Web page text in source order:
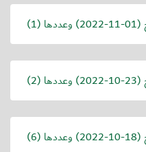
(
2022-11-01) وعددها (1)
(
2022-10-23) وعددها (2)
(
2022-10-18) وعددها (6)